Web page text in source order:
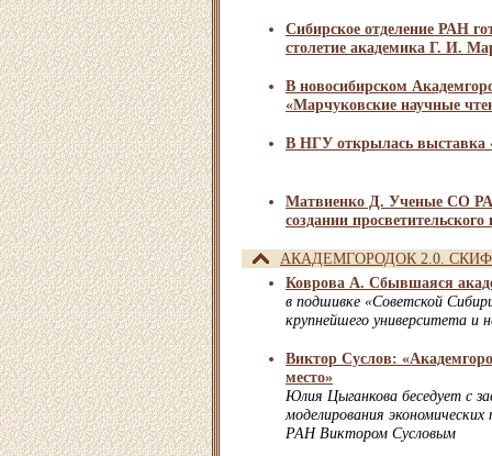
Сибирское отделение РАН
столетие академика Г. И.
В новосибирском
«Марчуковские научные
В НГУ открылась выставка
Матвиенко Д. Ученые СО
создании просветительского
АКАДЕМГОРОДОК 2.0.
Коврова А. Сбывшаяся
в подшивке «Советской
крупнейшего университета и
Виктор Суслов:
место»
Юлия Цыганкова беседует с
моделирования
РАН Виктором Сусловым